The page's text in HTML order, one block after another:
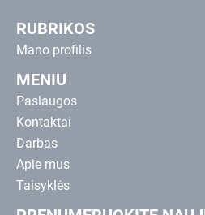
RUBRIKOS
Mano profilis
MENIU
Paslaugos
Kontaktai
Darbas
Apie mus
Taisyklės